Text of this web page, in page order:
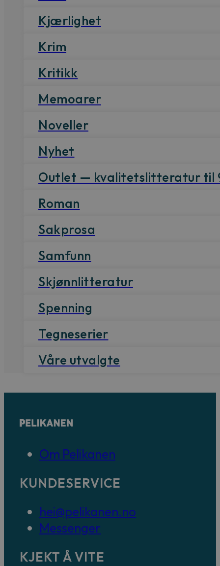
Kjærlighet
Krim
Kritikk
Memoarer
Noveller
Nyhet
Outlet — kvalitetslitteratur til
Roman
Sakprosa
Samfunn
Skjønnlitteratur
Spenning
Tegneserier
Våre utvalgte
Om Pelikanen
KUNDESERVICE
hei@pelikanen.no
Messenger
KJEKT Å VITE